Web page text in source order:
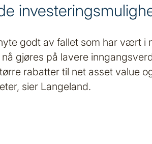
godt av fallet som har vært i
gjøres på lavere
rabatter til net asset value
sier Langeland.